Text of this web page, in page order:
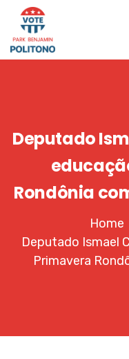
Deputado
Rondônia
Home
Deputado Ismael
Primavera